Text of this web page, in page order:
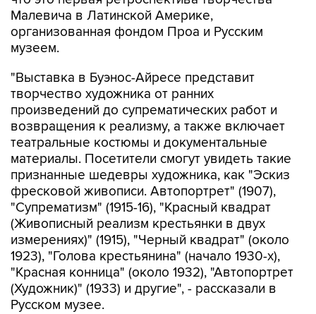
Малевича в Латинской Америке,
организованная фондом Проа и Русским
музеем.
"Выставка в Буэнос-Айресе представит
творчество художника от ранних
произведений до супрематических работ и
возвращения к реализму, а также включает
театральные костюмы и документальные
материалы. Посетители смогут увидеть такие
признанные шедевры художника, как "Эскиз
фресковой живописи. Автопортрет" (1907),
"Супрематизм" (1915-16), "Красный квадрат
(Живописный реализм крестьянки в двух
измерениях)" (1915), "Черный квадрат" (около
1923), "Голова крестьянина" (начало 1930-х),
"Красная конница" (около 1932), "Автопортрет
(Художник)" (1933) и другие", - рассказали в
Русском музее.